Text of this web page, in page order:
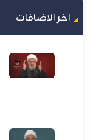
اخر الاضافات